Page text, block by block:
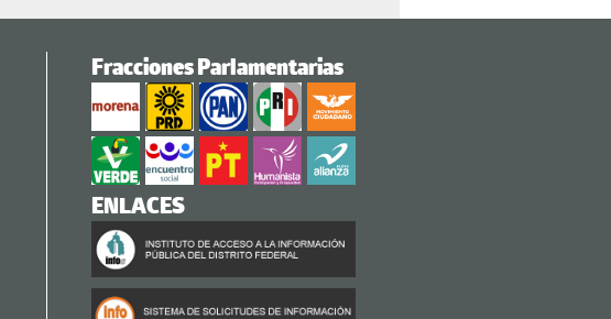
Fracciones Parlamentarias
ENLACES